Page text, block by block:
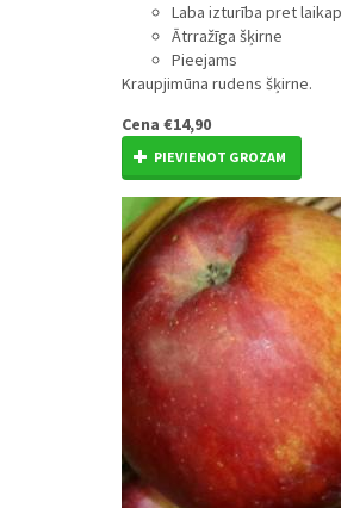
Laba izturība pret
Ātrražīga šķirne
Pieejams
Kraupjimūna rudens šķirne.
Cena €14,90
PIEVIENOT GROZAM